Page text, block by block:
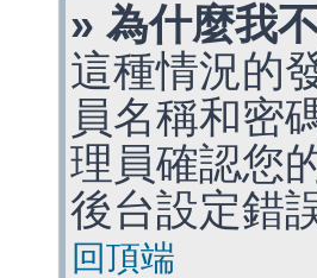
» 為什麼我
這種情況的
員名稱和密
理員確認您
後台設定錯
回頂端